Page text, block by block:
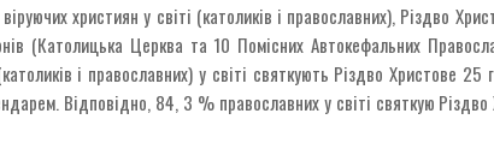
християн у світі (католиків і православних), Різдво
(Католицька Церква та 10 Помісних Автокефальних
і православних) у світі святкують Різдво Христове
Відповідно, 84, 3 % православних у світі святкую